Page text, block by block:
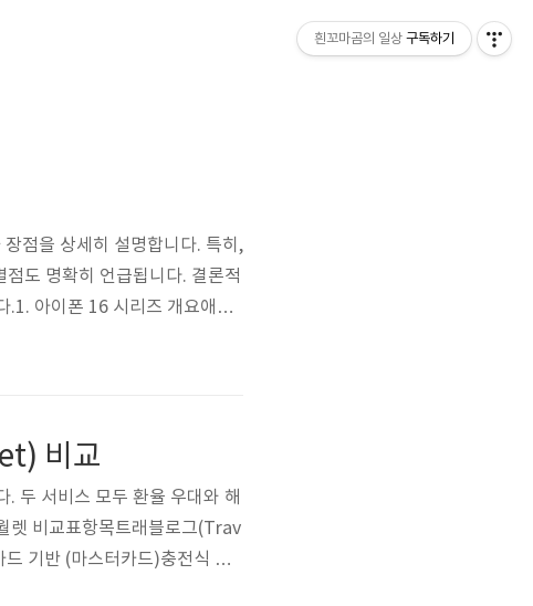
점을 상세히 설명합니다. 특히,
도 명확히 언급됩니다. 결론적
.1. 아이폰 16 시리즈 개요애플
는 사람들이 많음 .아이폰 15
비교
두 서비스 모두 환율 우대와 해
렛 비교표항목트래블로그(Trav
기반 (마스터카드)충전식 카
결제 수수료없음 (외화 충전 후
흰꼬마곰의 일상 구독하기